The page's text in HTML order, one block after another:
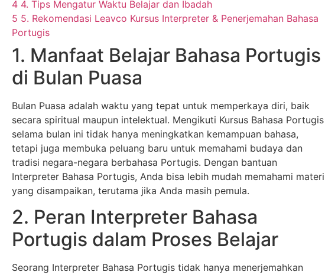
4 4. Tips Mengatur Waktu Belajar dan Ibadah
5 5. Rekomendasi Leavco Kursus Interpreter & Penerjemahan Bahasa
Portugis
1. Manfaat Belajar Bahasa Portugis
di Bulan Puasa
Bulan Puasa adalah waktu yang tepat untuk memperkaya diri, baik
secara spiritual maupun intelektual. Mengikuti Kursus Bahasa Portugis
selama bulan ini tidak hanya meningkatkan kemampuan bahasa,
tetapi juga membuka peluang baru untuk memahami budaya dan
tradisi negara-negara berbahasa Portugis. Dengan bantuan
Interpreter Bahasa Portugis, Anda bisa lebih mudah memahami materi
yang disampaikan, terutama jika Anda masih pemula.
2. Peran Interpreter Bahasa
Portugis dalam Proses Belajar
Seorang Interpreter Bahasa Portugis tidak hanya menerjemahkan